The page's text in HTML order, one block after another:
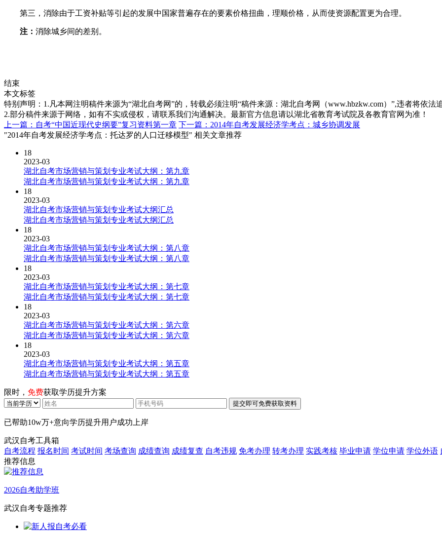
第三，消除由于工资补贴等引起的发展中国家普遍存在的要素价格扭曲，理顺价格，从而使资源配置更为合理。
注： 消除城乡间的差别。
结束
本文标签
特别声明：1.凡本网注明稿件来源为“湖北自考网”的，转载必须注明“稿件来源：湖北自考网（www.hbzkw.com）”,违者将依法
2.部分稿件来源于网络，如有不实或侵权，请联系我们沟通解决。最新官方信息请以湖北省教育考试院及各教育官网为准！
上一篇：自考“中国近现代史纲要”复习资料第一章 下一篇：2014年自考发展经济学考点：城乡协调发展
"2014年自考发展经济学考点：托达罗的人口迁移模型" 相关文章推荐
18
2023-03
湖北自考市场营销与策划专业考试大纲：第九章
湖北自考市场营销与策划专业考试大纲：第九章
18
2023-03
湖北自考市场营销与策划专业考试大纲汇总
湖北自考市场营销与策划专业考试大纲汇总
18
2023-03
湖北自考市场营销与策划专业考试大纲：第八章
湖北自考市场营销与策划专业考试大纲：第八章
18
2023-03
湖北自考市场营销与策划专业考试大纲：第七章
湖北自考市场营销与策划专业考试大纲：第七章
18
2023-03
湖北自考市场营销与策划专业考试大纲：第六章
湖北自考市场营销与策划专业考试大纲：第六章
18
2023-03
湖北自考市场营销与策划专业考试大纲：第五章
湖北自考市场营销与策划专业考试大纲：第五章
限时， 免费获取学历提升方案
已帮助10w万+意向学历提升用户成功上岸
武汉自考工具箱
自考流程 报名时间 考试时间 考场查询 成绩查询 成绩复查 自考违规 免考办理 转考办理 实践考核 毕业申请 学位申请 学位外语
推荐信息
2026自考助学班
武汉自考专题推荐